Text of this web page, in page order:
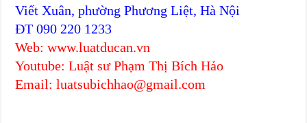
Viết Xuân, phường Phương Liệt, Hà Nội
ĐT 090 220 1233
Web: www.luatducan.vn
Youtube: Luật sư Phạm Thị Bích Hảo
Email: luatsubichhao@gmail.com